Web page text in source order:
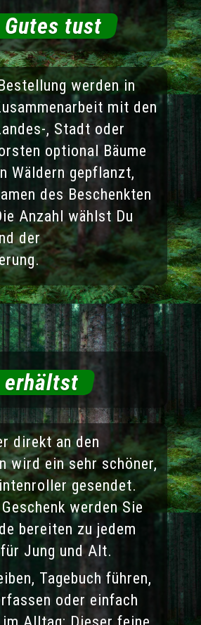
Gutes tust
werden in
mit den
, Stadt oder
optional Bäume
Wäldern gepflanzt,
des Beschenkten
Anzahl wählst Du
der
erhältst
direkt an den
wird ein sehr schöner,
gesendet.
werden Sie
bereiten zu jedem
Jung und Alt.
Tagebuch führen,
oder einfach